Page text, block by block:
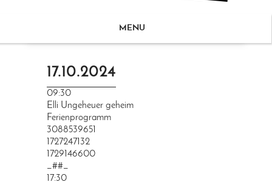
MENU
17.10.2024
09:30
Elli Ungeheuer geheim
Ferienprogramm
3088539651
1727247132
1729146600
_##_
17:30